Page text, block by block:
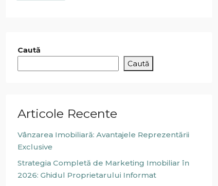
Caută
Caută
Articole Recente
Vânzarea Imobiliară: Avantajele Reprezentării
Exclusive
Strategia Completă de Marketing Imobiliar în
2026: Ghidul Proprietarului Informat